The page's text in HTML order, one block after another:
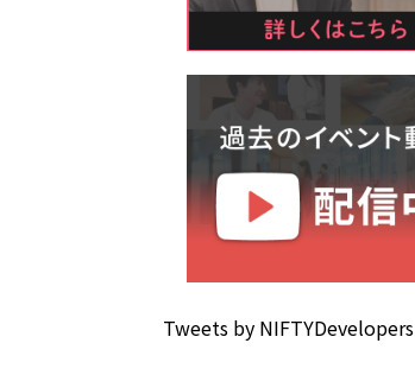
Tweets by NIFTYDevelopers